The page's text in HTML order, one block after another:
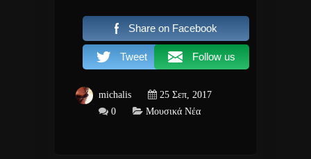
Share on Facebook
Tweet Follow us
michalis
25 Σεπ, 2017
0
Μουσικά Νέα